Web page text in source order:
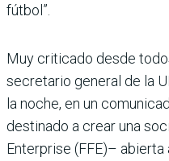
fútbol”.
Muy criticado desde
secretario general de la
la noche, en un
destinado a crear una
Enterprise (FFE)–